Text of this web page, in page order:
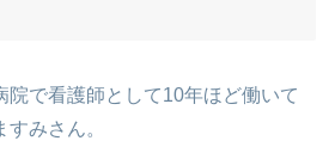
院で看護師として10年ほど働いて
みさん。